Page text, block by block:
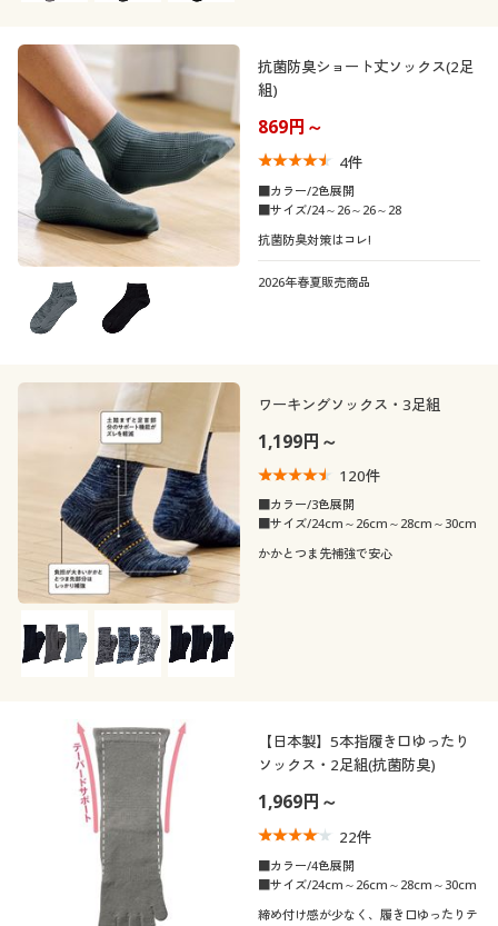
抗菌防臭ショート丈ソックス(2足
組)
869円～
4件
■カラー/2色展開
■サイズ/24～26～26～28
抗菌防臭対策はコレ!
2026年春夏販売商品
ワーキングソックス・3足組
1,199円～
120件
■カラー/3色展開
■サイズ/24cm～26cm～28cm～30cm
かかとつま先補強で安心
【日本製】5本指履き口ゆったり
ソックス・2足組(抗菌防臭)
1,969円～
22件
■カラー/4色展開
■サイズ/24cm～26cm～28cm～30cm
締め付け感が少なく、履き口ゆったりテ